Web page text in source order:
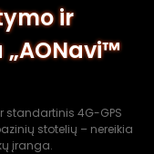
ir
standartinis 4G-GPS
stotelių – nereikia
įranga.